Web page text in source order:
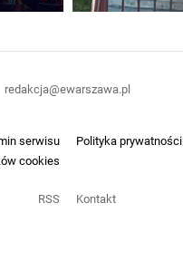
serwisu
Polityka prywatności
cookies
RSS Kontakt
redakcja@ewarszawa.pl